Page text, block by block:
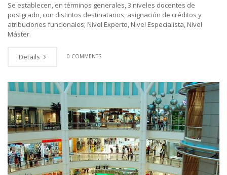
Se establecen, en términos generales, 3 niveles docentes de
postgrado, con distintos destinatarios, asignación de créditos y
atribuciones funcionales; Nivel Experto, Nivel Especialista, Nivel
Máster.
Details 0 COMMENTS